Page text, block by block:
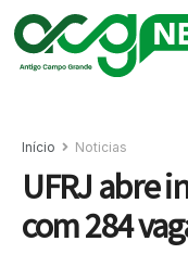
Início Noticias
UFRJ abre
com 284